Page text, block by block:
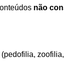
não
(pedofilia,